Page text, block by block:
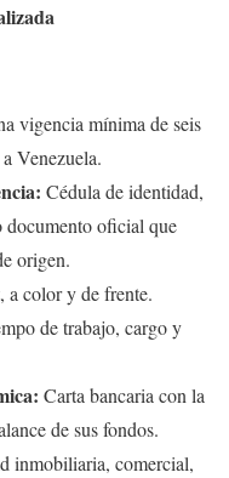
vigencia mínima de seis
Venezuela.
Cédula de identidad,
oficial que
origen.
a color y de frente.
de trabajo, cargo y
Carta bancaria con la
de sus fondos.
inmobiliaria, comercial,